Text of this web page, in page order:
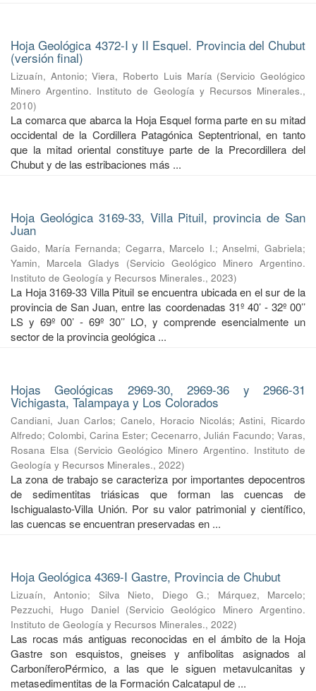
Hoja Geológica 4372-I y II Esquel. Provincia del Chubut
(versión final)
Lizuaín, Antonio;Viera, Roberto Luis María (Servicio Geológico
Minero Argentino. Instituto de Geología y Recursos Minerales.,
2010)
La comarca que abarca la Hoja Esquel forma parte en su mitad
occidental de la Cordillera Patagónica Septentrional, en tanto
que la mitad oriental constituye parte de la Precordillera del
Chubut y de las estribaciones más ...
Hoja Geológica 3169-33, Villa Pituil, provincia de San
Juan
Gaido, María Fernanda; Cegarra, Marcelo I.;Anselmi, Gabriela;
Yamin, Marcela Gladys
(Servicio Geológico Minero Argentino.
Instituto de Geología y Recursos Minerales., 2023)
La Hoja 3169-33 Villa Pituil se encuentra ubicada en el sur de la
provincia de San Juan, entre las coordenadas 31º 40’ - 32º 00’’
LS y 69º 00’ - 69º 30’’ LO, y comprende esencialmente un
sector de la provincia geológica ...
Hojas Geológicas 2969-30, 2969-36 y 2966-31
Vichigasta, Talampaya y Los Colorados
Candiani, Juan Carlos;Canelo, Horacio Nicolás;Astini, Ricardo
Alfredo; Colombi, Carina Ester; Cecenarro, Julián Facundo; Varas,
Rosana Elsa (Servicio Geológico Minero Argentino. Instituto de
Geología y Recursos Minerales., 2022)
La zona de trabajo se caracteriza por importantes depocentros
de sedimentitas triásicas que forman las cuencas de
Ischigualasto-Villa Unión. Por su valor patrimonial y cientíﬁco,
las cuencas se encuentran preservadas en ...
Hoja Geológica 4369-I Gastre, Provincia de Chubut
Lizuaín, Antonio; Silva Nieto, Diego G.; Márquez, Marcelo;
Pezzuchi, Hugo Daniel (Servicio Geológico Minero Argentino.
Instituto de Geología y Recursos Minerales., 2022)
Las rocas más antiguas reconocidas en el ámbito de la Hoja
Gastre son esquistos, gneises y anfibolitas asignados al
CarboníferoPérmico, a las que le siguen metavulcanitas y
metasedimentitas de la Formación Calcatapul de ...